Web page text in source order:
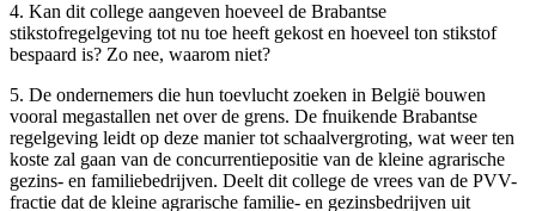
4. Kan dit college aangeven hoeveel de Brabantse
stikstofregelgeving tot nu toe heeft gekost en hoeveel ton stikstof
bespaard is? Zo nee, waarom niet?
5. De ondernemers die hun toevlucht zoeken in België bouwen
vooral megastallen net over de grens. De fnuikende Brabantse
regelgeving leidt op deze manier tot schaalvergroting, wat weer ten
koste zal gaan van de concurrentiepositie van de kleine agrarische
gezins- en familiebedrijven. Deelt dit college de vrees van de PVV-
fractie dat de kleine agrarische familie- en gezinsbedrijven uit